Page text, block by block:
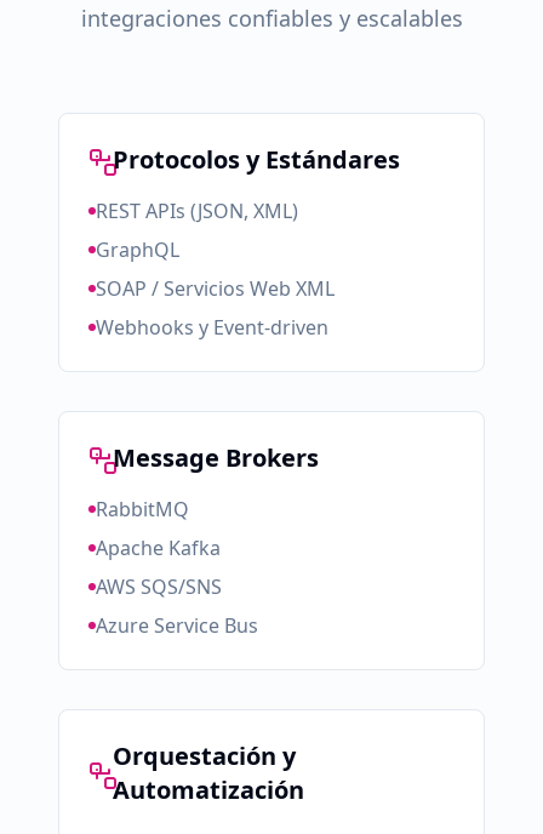
integraciones confiables y escalables
Protocolos y Estándares
REST APIs (JSON, XML)
GraphQL
SOAP / Servicios Web XML
Webhooks y Event-driven
Message Brokers
RabbitMQ
Apache Kafka
AWS SQS/SNS
Azure Service Bus
Orquestación y
Automatización